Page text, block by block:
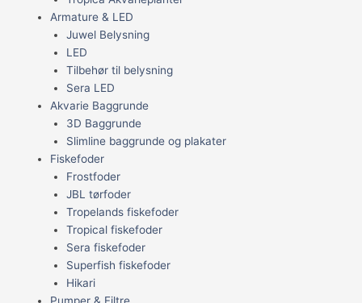
Armature & LED
Juwel Belysning
LED
Tilbehør til belysning
Sera LED
Akvarie Baggrunde
3D Baggrunde
Slimline baggrunde og plakater
Fiskefoder
Frostfoder
JBL tørfoder
Tropelands fiskefoder
Tropical fiskefoder
Sera fiskefoder
Superfish fiskefoder
Hikari
Pumper & Filtre